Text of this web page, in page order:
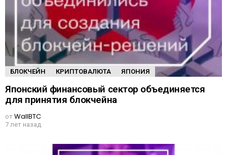
БЛОКЧЕЙН КРИПТОВАЛЮТА ЯПОНИЯ
Японский финансовый сектор объединяется
для принятия блокчейна
отWallBTC
7 лет назад